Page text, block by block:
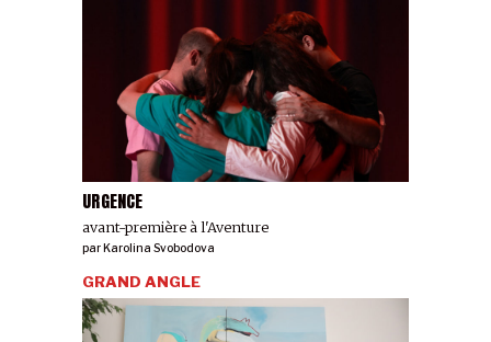
URGENCE
avant-première à l'Aventure
parKarolina Svobodova
GRAND ANGLE